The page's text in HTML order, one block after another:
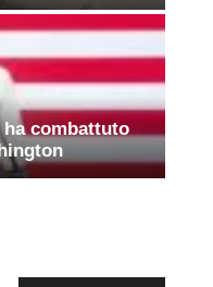
combattuto